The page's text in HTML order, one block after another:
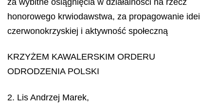
za wybitne osiągnięcia w działalności na rzecz
honorowego krwiodawstwa, za propagowanie idei
czerwonokrzyskiej i aktywność społeczną
KRZYŻEM KAWALERSKIM ORDERU
ODRODZENIA POLSKI
2. Lis Andrzej Marek,